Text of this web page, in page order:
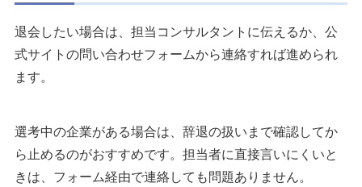
退会したい場合は、担当コンサルタントに伝えるか、公
式サイトの問い合わせフォームから連絡すれば進められ
ます。
選考中の企業がある場合は、辞退の扱いまで確認してか
ら止めるのがおすすめです。担当者に直接言いにくいと
きは、フォーム経由で連絡しても問題ありません。